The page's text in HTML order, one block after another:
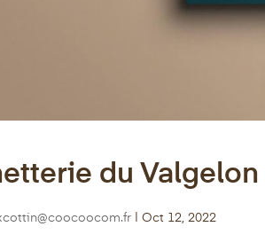
du Valgelon
Oct 12, 2022